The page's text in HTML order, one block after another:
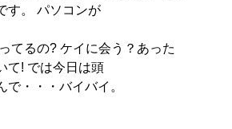
す。 パソコンが
てるの? ケイに会う？あった
て! では今日は頭
で・・・バイバイ。